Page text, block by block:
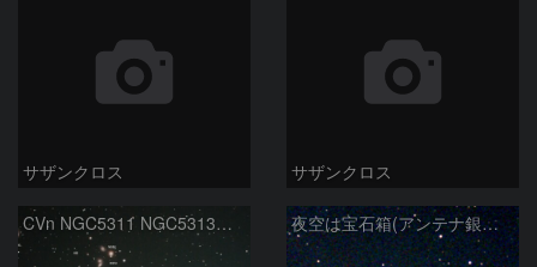
サザンクロス サザンクロス
CVn NGC5311 NGC5313付近 夜空は宝石箱(アンテナ銀河 NGC4038) Seestar50